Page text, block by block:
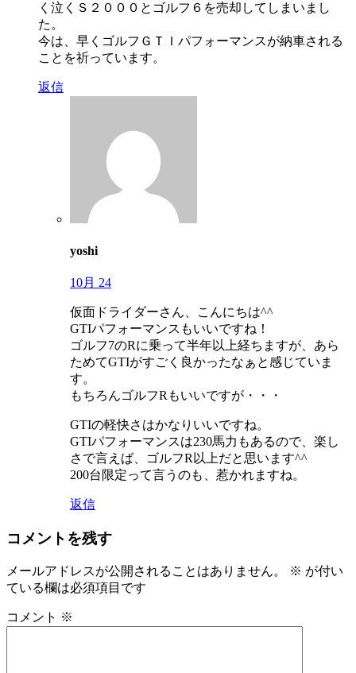
く泣くＳ２０００とゴルフ６を売却してしまいまし
た。
今は、早くゴルフＧＴＩパフォーマンスが納車される
ことを祈っています。
返信
yoshi
10月 24
仮面ドライダーさん、こんにちは^^
GTIパフォーマンスもいいですね！
ゴルフ7のRに乗って半年以上経ちますが、あら
ためてGTIがすごく良かったなぁと感じていま
す。
もちろんゴルフRもいいですが・・・
GTIの軽快さはかなりいいですね。
GTIパフォーマンスは230馬力もあるので、楽し
さで言えば、ゴルフR以上だと思います^^
200台限定って言うのも、惹かれますね。
返信
コメントを残す
メールアドレスが公開されることはありません。 ※ が付い
ている欄は必須項目です
コメント ※